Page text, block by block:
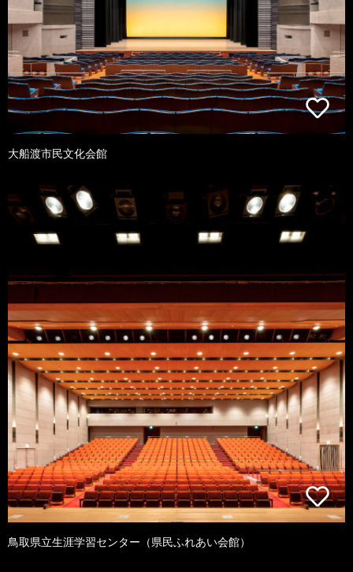
大船渡市民文化会館
鳥取県立生涯学習センター（県民ふれあい会館）